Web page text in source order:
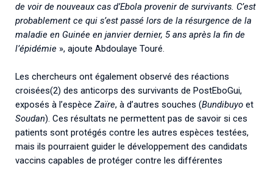
de voir de nouveaux cas d’Ebola provenir de survivants. C’est
probablement ce qui s’est passé lors de la résurgence de la
maladie en Guinée en janvier dernier, 5 ans après la fin de
l’épidémie », ajoute Abdoulaye Touré.
Les chercheurs ont également observé des réactions
croisées(2) des anticorps des survivants de PostEboGui,
exposés à l’espèce Zaïre, à d’autres souches (Bundibuyo et
Soudan). Ces résultats ne permettent pas de savoir si ces
patients sont protégés contre les autres espèces testées,
mais ils pourraient guider le développement des candidats
vaccins capables de protéger contre les différentes